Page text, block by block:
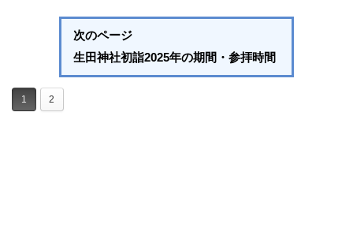
次のページ
生田神社初詣2025年の期間・参拝時間
1 2